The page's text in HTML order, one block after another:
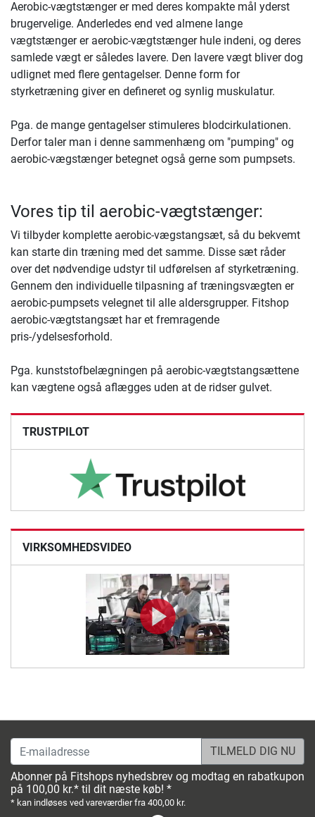
TRUSTPILOT
VIRKSOMHEDSVIDEO
Aerobic-vægtstænger er med deres kompakte mål yderst
brugervelige. Anderledes end ved almene lange
vægtstænger er aerobic-vægtstænger hule indeni, og deres
samlede vægt er således lavere. Den lavere vægt bliver dog
udlignet med flere gentagelser. Denne form for
styrketræning giver en defineret og synlig muskulatur.
Pga. de mange gentagelser stimuleres blodcirkulationen.
Derfor taler man i denne sammenhæng om "pumping" og
aerobic-vægstænger betegnet også gerne som pumpsets.
Vores tip til aerobic-vægtstænger:
Vi tilbyder komplette aerobic-vægstangsæt, så du bekvemt
kan starte din træning med det samme. Disse sæt råder
over det nødvendige udstyr til udførelsen af styrketræning.
Gennem den individuelle tilpasning af træningsvægten er
aerobic-pumpsets velegnet til alle aldersgrupper. Fitshop
aerobic-vægtstangsæt har et fremragende
pris-/ydelsesforhold.
Pga. kunststofbelægningen på aerobic-vægtstangsættene
kan vægtene også aflægges uden at de ridser gulvet.
E-mailadresse
Abonner på Fitshops nyhedsbrev og modtag en rabatkupon
på 100,00 kr.* til dit næste køb! *
* kan indløses ved vareværdier fra 400,00 kr.